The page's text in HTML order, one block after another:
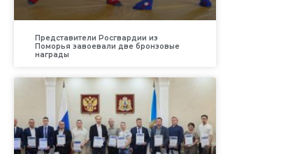
Представители Росгвардии из
Поморья завоевали две бронзовые
награды